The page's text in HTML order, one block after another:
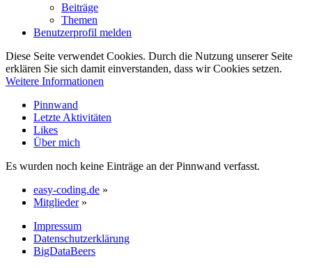
Beiträge
Themen
Benutzerprofil melden
Diese Seite verwendet Cookies. Durch die Nutzung unserer Seite
erklären Sie sich damit einverstanden, dass wir Cookies setzen.
Weitere Informationen
Pinnwand
Letzte Aktivitäten
Likes
Über mich
Es wurden noch keine Einträge an der Pinnwand verfasst.
easy-coding.de »
Mitglieder »
Impressum
Datenschutzerklärung
BigDataBeers